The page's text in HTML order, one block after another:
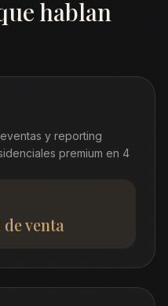
hablan
y reporting
premium en 4
venta